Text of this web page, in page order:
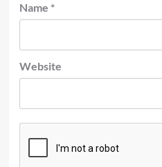
Name *
Website